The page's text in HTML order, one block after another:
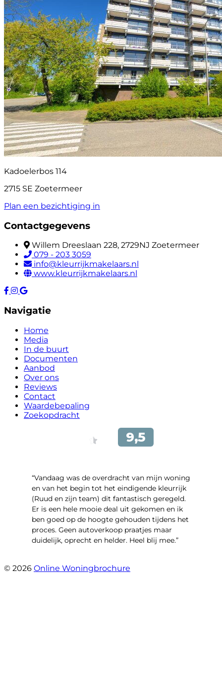
Kadoelerbos 114
2715 SE Zoetermeer
Plan een bezichtiging in
Contactgegevens
Willem Dreeslaan 228, 2729NJ Zoetermeer
079 - 203 3059
info@kleurrijkmakelaars.nl
www.kleurrijkmakelaars.nl
Navigatie
Home
Media
In de buurt
Documenten
Aanbod
Over ons
Reviews
Contact
Waardebepaling
Zoekopdracht
“Vandaag was de overdracht van mijn woning
en van het begin tot het eindigende kleurrijk
(Ruud en zijn team) dit fantastisch geregeld.
Er is een hele mooie deal uit gekomen en ik
ben goed op de hoogte gehouden tijdens het
proces. Geen autoverkoop praatjes maar
duidelijk, oprecht en helder. Heel blij mee.”
© 2026 Online Woningbrochure